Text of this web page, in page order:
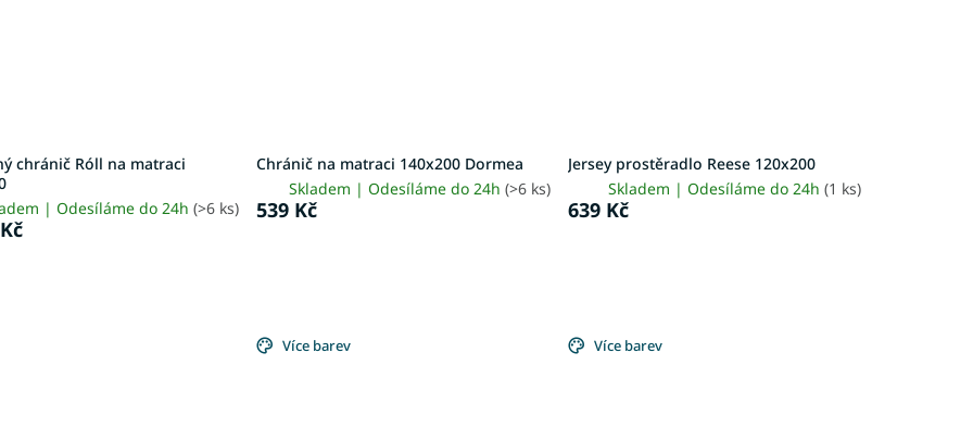
chránič Róll na matraci
| Odesíláme do 24h(>6 ks)
Chránič na matraci 140x200 Dormea
Skladem | Odesíláme do 24h (>6 ks)
539 Kč
Jersey prostěradlo Reese 120x200
Skladem | Odesíláme do 24h (1 ks)
639 Kč
Více barev Více barev